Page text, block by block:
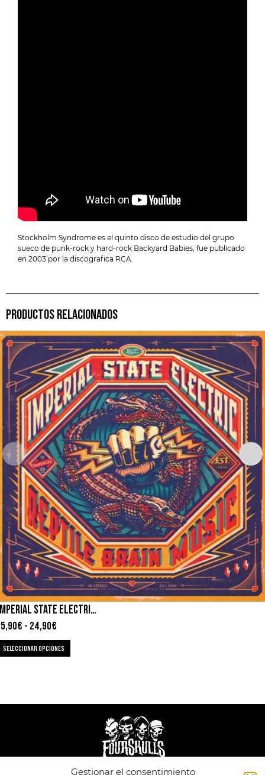
Gestionar el consentimiento
Stockholm Syndrome es el quinto disco de estudio del grupo
sueco de punk-rock y hard-rock Backyard Babies, fue publicado
en 2003 por la discografica RCA.
PRODUCTOS RELACIONADOS
IMPERIAL STATE ELECTRIC – REPTILE BRAIN MUSIC
€ - 24,90€
SELECCIONAR OPCIONES